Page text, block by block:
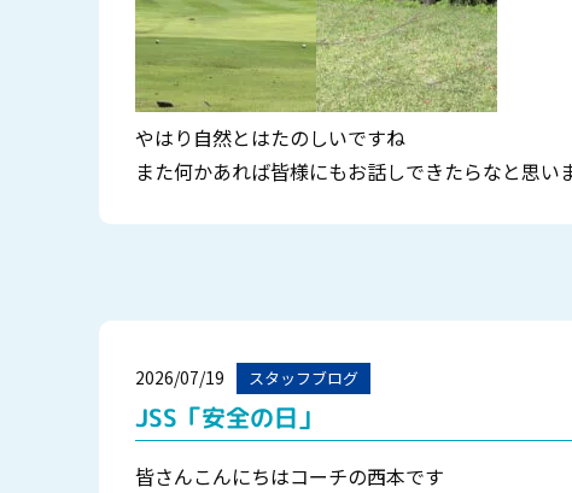
やはり自然とはたのしいですね
また何かあれば皆様にもお話しできたらなと思い
2026/07/19 スタッフブログ
JSS「安全の日」
皆さんこんにちはコーチの西本です